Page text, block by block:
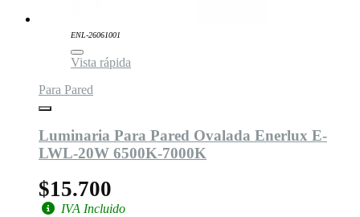
ENL-26061001
Vista rápida
Para Pared
Luminaria Para Pared Ovalada Enerlux E-
LWL-20W 6500K-7000K
$15.700
IVA Incluido